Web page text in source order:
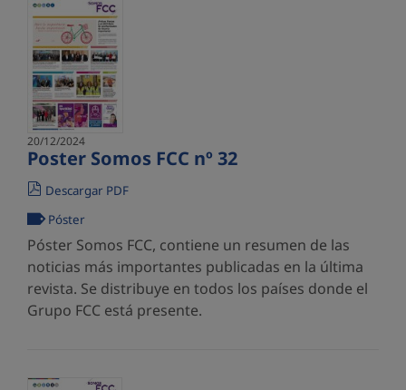
20/12/2024
Poster Somos FCC nº 32
Descargar PDF
Póster
Póster Somos FCC, contiene un resumen de las
noticias más importantes publicadas en la última
revista. Se distribuye en todos los países donde el
Grupo FCC está presente.